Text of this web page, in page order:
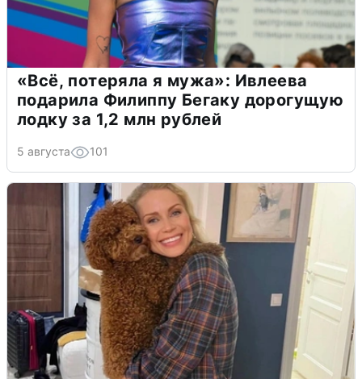
«Всё, потеряла я мужа»: Ивлеева
подарила Филиппу Бегаку дорогущую
лодку за 1,2 млн рублей
5 августа 101